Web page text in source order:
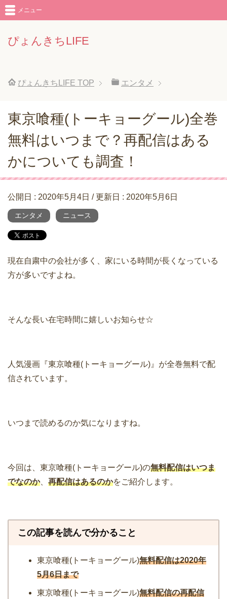
ぴょんきちLIFE
メニュー
ぴょんきちLIFE TOP エンタメ
東京喰種(トーキョーグール)全巻
無料はいつまで？再配信はある
かについても調査！
公開日 : 2020年5月4日 / 更新日 : 2020年5月6日
エンタメ ニュース
現在自粛中の会社が多く、家にいる時間が長くなっている
方が多いですよね。
そんな長い在宅時間に嬉しいお知らせ☆
人気漫画『東京喰種(トーキョーグール)』が全巻無料で配
信されています。
いつまで読めるのか気になりますね。
今回は、東京喰種(トーキョーグール)の無料配信はいつま
でなのか、 再配信はあるのかをご紹介します。
この記事を読んで分かること
東京喰種(トーキョーグール)無料配信は2020年
5月6日まで
東京喰種(トーキョーグール)無料配信の再配信